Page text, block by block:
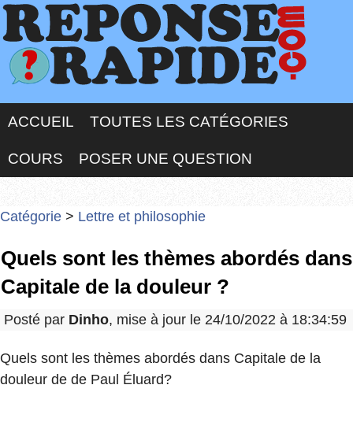
ACCUEIL TOUTES LES CATÉGORIES
COURS POSER UNE QUESTION
Catégorie > Lettre et philosophie
Quels sont les thèmes abordés dans
Capitale de la douleur ?
Posté par Dinho, mise à jour le 24/10/2022 à 18:34:59
Quels sont les thèmes abordés dans Capitale de la
douleur de de Paul Éluard?